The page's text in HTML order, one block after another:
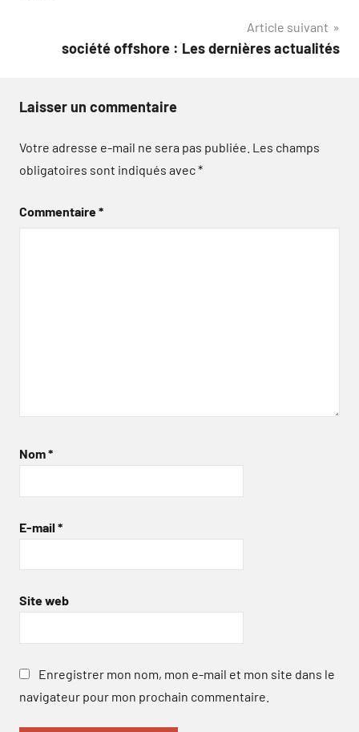
Article suivant
société offshore : Les dernières actualités
Laisser un commentaire
Votre adresse e-mail ne sera pas publiée. Les champs
obligatoires sont indiqués avec*
Commentaire*
Nom*
E-mail *
Site web
Enregistrer mon nom, mon e-mail et mon site dans le
navigateur pour mon prochain commentaire.